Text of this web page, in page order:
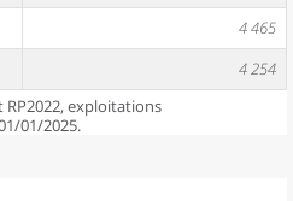
4 465
4 254
RP2022, exploitations
01/2025.